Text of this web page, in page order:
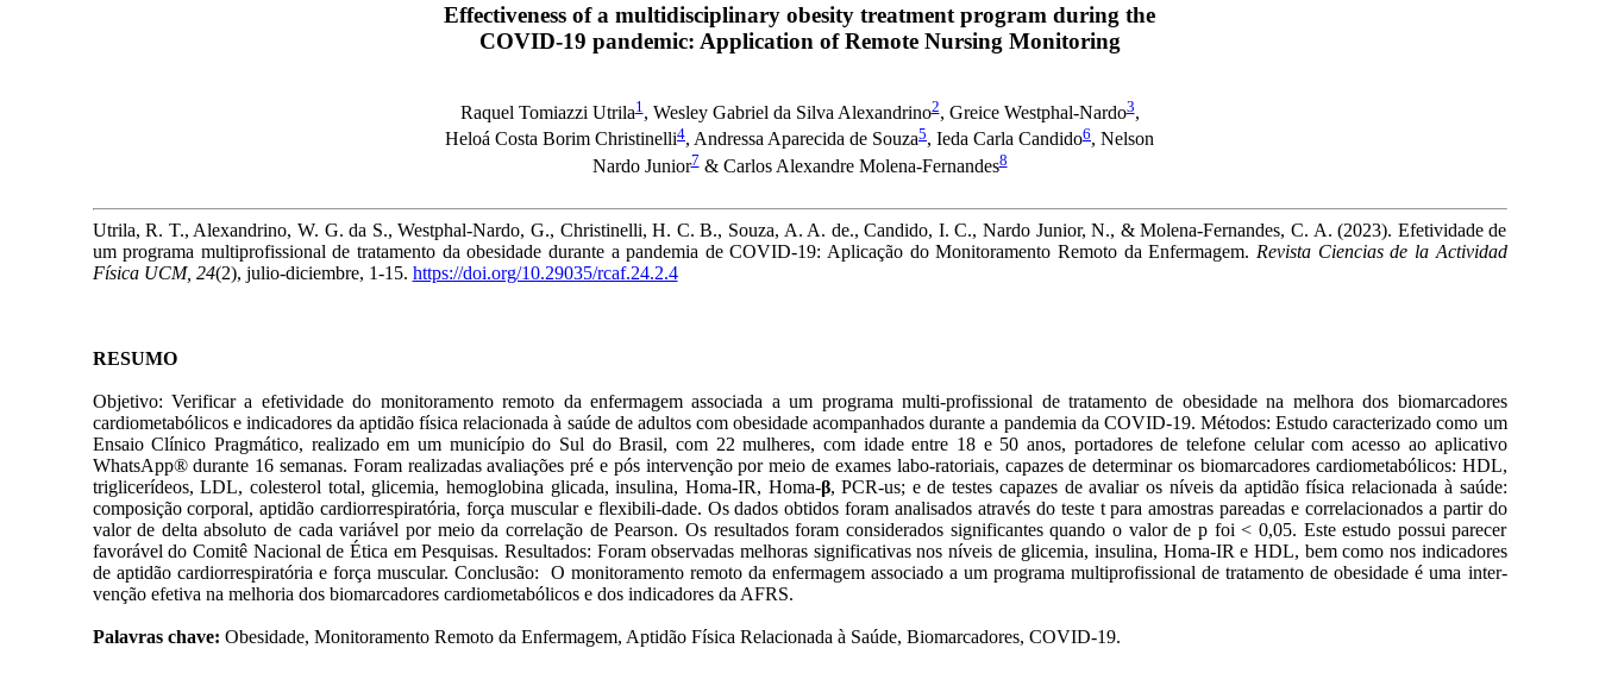
Effectiveness of a multidisciplinary obesity treatment program during the
COVID-19 pandemic: Application of Remote Nursing Monitoring
Raquel Tomiazzi Utrila1, Wesley Gabriel da Silva Alexandrino2, Greice Westphal-Nardo3,
Heloá Costa Borim Christinelli4, Andressa Aparecida de Souza5, Ieda Carla Candido6, Nelson
Nardo Junior7& Carlos Alexandre Molena-Fernandes8
Utrila, R. T., Alexandrino, W. G. da S., Westphal-Nardo, G., Christinelli, H. C. B., Souza, A. A. de., Candido, I. C., Nardo Junior, N., & Molena-Fernandes, C. A. (2023). Efetividade de
um programa multiprofissional de tratamento da obesidade durante a pandemia de COVID-19: Aplicação do Monitoramento Remoto da Enfermagem. Revista Ciencias de la Actividad
Física UCM, 24(2), julio-diciembre, 1-15. https://doi.org/10.29035/rcaf.24.2.4
RESUMO
Objetivo: Verificar a efetividade do monitoramento remoto da enfermagem associada a um programa multi-profissional de tratamento de obesidade na melhora dos biomarcadores
cardiometabólicos e indicadores da aptidão física relacionada à saúde de adultos com obesidade acompanhados durante a pandemia da COVID-19. Métodos: Estudo caracterizado como um
Ensaio Clínico Pragmático, realizado em um município do Sul do Brasil, com 22 mulheres, com idade entre 18 e 50 anos, portadores de telefone celular com acesso ao aplicativo
WhatsApp® durante 16 semanas. Foram realizadas avaliações pré e pós intervenção por meio de exames labo-ratoriais, capazes de determinar os biomarcadores cardiometabólicos: HDL,
triglicerídeos, LDL, colesterol total, glicemia, hemoglobina glicada, insulina, Homa-IR, Homa-β, PCR-us; e de testes capazes de avaliar os níveis da aptidão física relacionada à saúde:
composição corporal, aptidão cardiorrespiratória, força muscular e flexibili-dade. Os dados obtidos foram analisados através do teste t para amostras pareadas e correlacionados a partir do
valor de delta absoluto de cada variável por meio da correlação de Pearson. Os resultados foram considerados significantes quando o valor de p foi < 0,05. Este estudo possui parecer
favorável do Comitê Nacional de Ética em Pesquisas. Resultados: Foram observadas melhoras significativas nos níveis de glicemia, insulina, Homa-IR e HDL, bem como nos indicadores
de aptidão cardiorrespiratória e força muscular. Conclusão: O monitoramento remoto da enfermagem associado a um programa multiprofissional de tratamento de obesidade é uma inter-
venção efetiva na melhoria dos biomarcadores cardiometabólicos e dos indicadores da AFRS.
Palavras chave: Obesidade, Monitoramento Remoto da Enfermagem, Aptidão Física Relacionada à Saúde, Biomarcadores, COVID-19.